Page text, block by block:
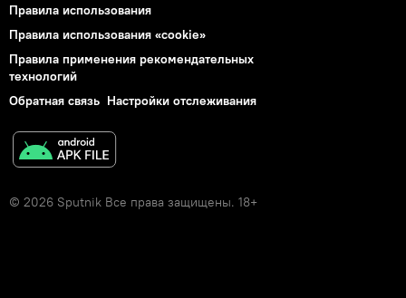
Правила использования
Правила использования «cookie»
Правила применения рекомендательных
технологий
Обратная связь Настройки отслеживания
© 2026 Sputnik Все права защищены. 18+